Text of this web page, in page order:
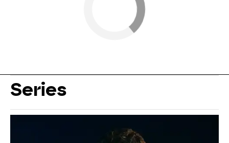
Series